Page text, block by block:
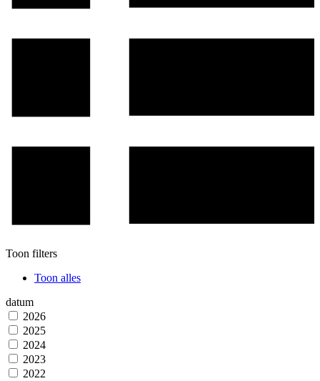
Toon filters
Toon alles
datum
2026
2025
2024
2023
2022